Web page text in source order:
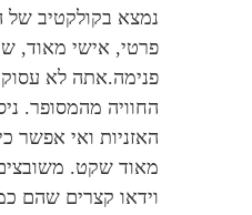
נמצא בקולקטיב
פרטי, אישי מאוד,
פנימה.אתה לא
החוויה מהמסופר.
האזניות ואי אפשר
מאוד שקט.
וידאו קצרים שהם